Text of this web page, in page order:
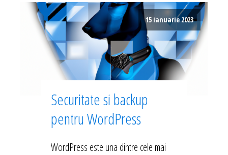
15 ianuarie 2023
Securitate si backup
pentru WordPress
WordPress este una dintre cele mai